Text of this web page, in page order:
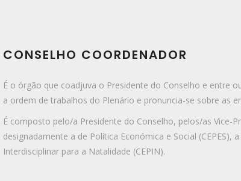
CONSELHO COORDENADOR
É o órgão que coadjuva o Presidente do Conselho e entre
a ordem de trabalhos do Plenário e pronuncia-se sobre as
É composto pelo/a Presidente do Conselho, pelos/as Vice-
designadamente a de Política Económica e Social
Interdisciplinar para a Natalidade (CEPIN).